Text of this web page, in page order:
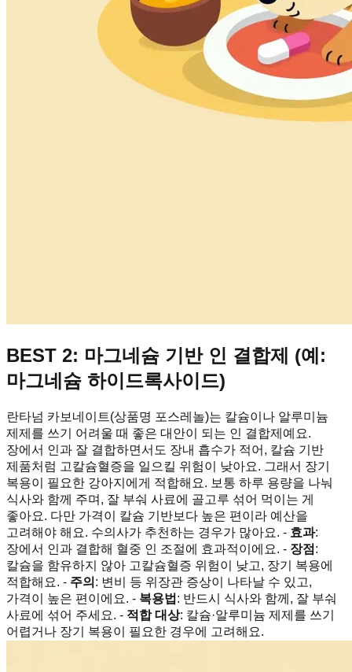
BEST 2: 마그네슘 기반 인 결합제 (예:
마그네슘 하이드록사이드)
란타넘 카보네이트(상품명 포스레놀)는 칼슘이나 알루미늄
제제를 쓰기 어려울 때 좋은 대안이 되는 인 결합제예요.
장에서 인과 잘 결합하면서도 장내 흡수가 적어, 칼슘 기반
제품처럼 고칼슘혈증을 일으킬 위험이 낮아요. 그래서 장기
복용이 필요한 강아지에게 적합해요. 보통 하루 용량을 나눠
식사와 함께 주며, 잘 부숴 사료에 골고루 섞어 먹이는 게
좋아요. 다만 가격이 칼슘 기반보다 높은 편이라 예산을
고려해야 해요. 수의사가 추천하는 경우가 많아요. - 효과:
장에서 인과 결합해 혈중 인 조절에 효과적이에요. - 장점 :
칼슘을 함유하지 않아 고칼슘혈증 위험이 낮고, 장기 복용에
적합해요. - 주의 : 변비 등 위장관 증상이 나타날 수 있고,
가격이 높은 편이에요. - 복용법 : 반드시 식사와 함께, 잘 부숴
사료에 섞어 주세요. - 적합 대상: 칼슘·알루미늄 제제를 쓰기
어렵거나 장기 복용이 필요한 경우에 고려해요.